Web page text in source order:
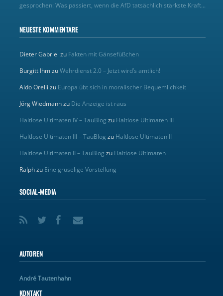
gesprochen: Was passiert, wenn die AfD tatsächlich stärkste Kraft...
NEUESTE KOMMENTARE
Dieter Gabriel zu Fakten mit Gänsefüßchen
Burgitt IhmzuWehrdienst 2.0 – Jetzt wird’s amtlich!
Aldo Orelli zu Europa übt sich in moralischer Bequemlichkeit
Jörg Wiedmannzu Die Anzeige ist raus
Haltlose Ultimaten IV – TauBlog zu Haltlose Ultimaten III
Haltlose Ultimaten III – TauBlog zu Haltlose Ultimaten II
Haltlose Ultimaten II – TauBlog zu Haltlose Ultimaten
Ralphzu Eine gruselige Vorstellung
SOCIAL-MEDIA
AUTOREN
André Tautenhahn
KONTAKT